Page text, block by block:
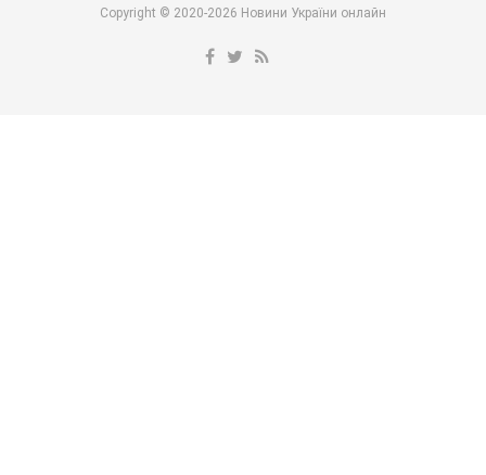
Copyright © 2020-2026 Новини України онлайн